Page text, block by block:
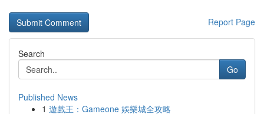
Report Page
Search
Go
Published News
1 遊戲王：Gameone 娛樂城全攻略